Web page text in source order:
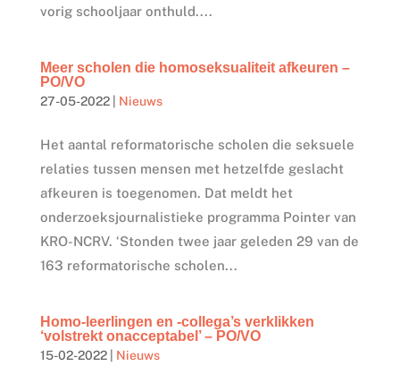
vorig schooljaar onthuld....
Meer scholen die homoseksualiteit afkeuren –
PO/VO
27-05-2022| Nieuws
Het aantal reformatorische scholen die seksuele
relaties tussen mensen met hetzelfde geslacht
afkeuren is toegenomen. Dat meldt het
onderzoeksjournalistieke programma Pointer van
KRO-NCRV. ‘Stonden twee jaar geleden 29 van de
163 reformatorische scholen...
Homo-leerlingen en -collega’s verklikken
‘volstrekt onacceptabel’ – PO/VO
15-02-2022| Nieuws